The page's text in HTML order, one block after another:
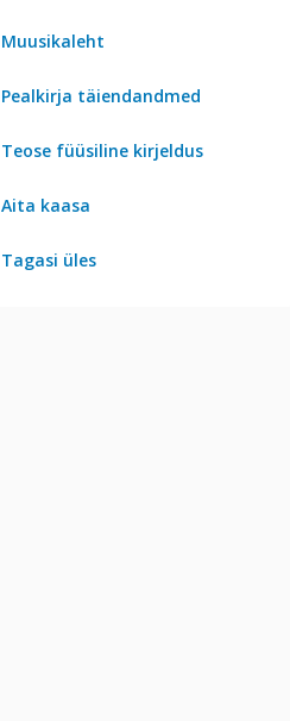
Muusikaleht
Pealkirja täiendandmed
Teose füüsiline kirjeldus
Aita kaasa
Tagasi üles